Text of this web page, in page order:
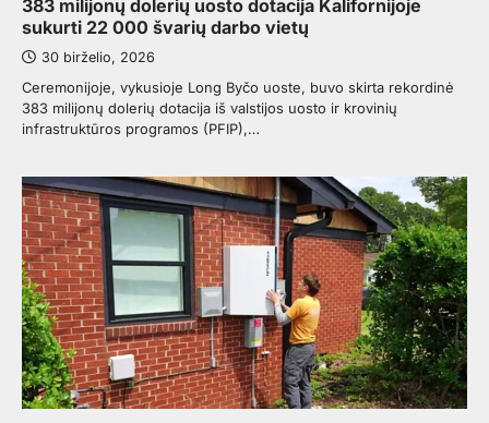
383 milijonų dolerių uosto dotacija Kalifornijoje
sukurti 22 000 švarių darbo vietų
30 birželio, 2026
Ceremonijoje, vykusioje Long Byčo uoste, buvo skirta rekordinė
383 milijonų dolerių dotacija iš valstijos uosto ir krovinių
infrastruktūros programos (PFIP),…